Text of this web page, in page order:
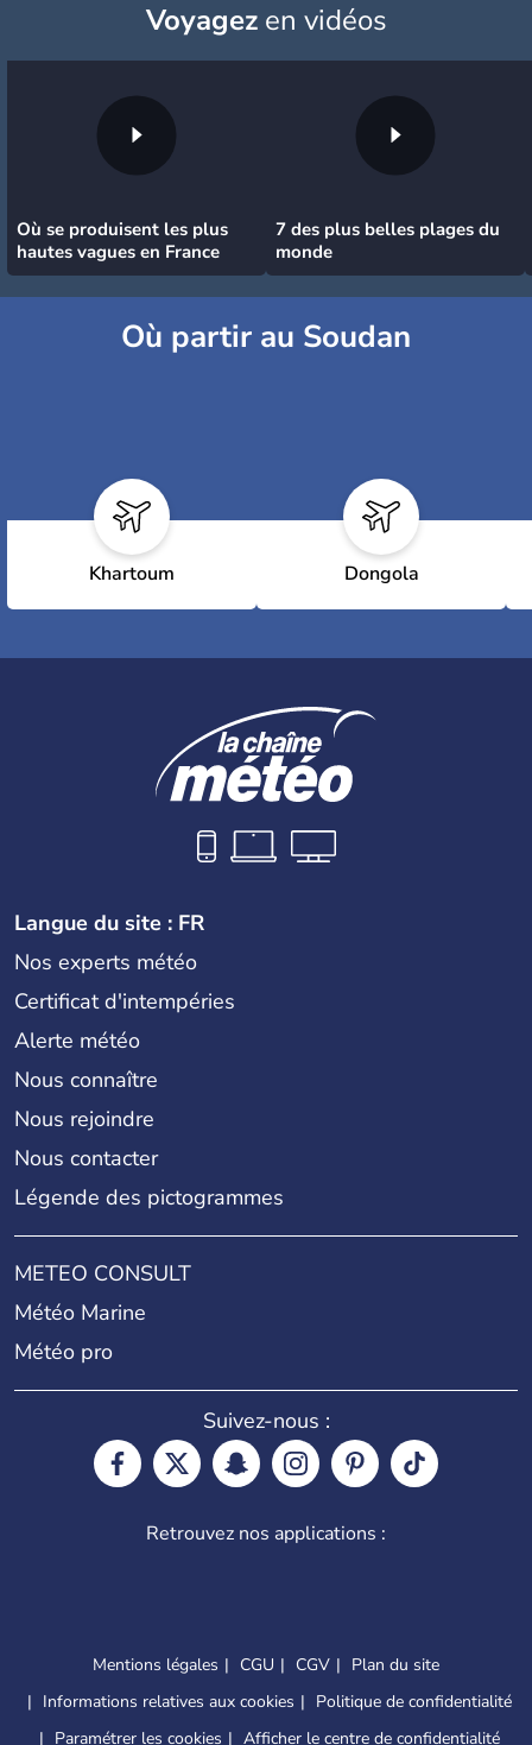
Voyagezen vidéos
Où se produisent les plus
hautes vagues en France
7 des plus belles plages du
monde
Où partir au Soudan
Khartoum Dongola
Langue du site : FR
Nos experts météo
Certificat d'intempéries
Alerte météo
Nous connaître
Nous rejoindre
Nous contacter
Légende des pictogrammes
METEO CONSULT
Météo Marine
Météo pro
Suivez-nous :
Retrouvez nos applications :
Mentions légales CGU CGV
Plan du site
Informations relatives aux cookies
Politique de confidentialité
Paramétrer les cookies
Afficher le centre de confidentialité